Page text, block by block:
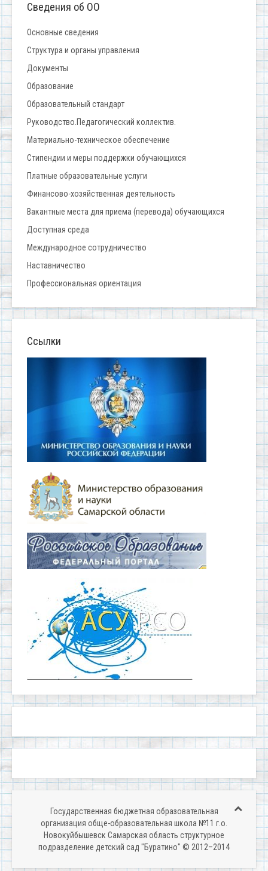
Сведения об ОО
Основные сведения
Структура и органы управления
Документы
Образование
Образовательный стандарт
Руководство.Педагогический коллектив.
Материально-техническое обеспечение
Стипендии и меры поддержки обучающихся
Платные образовательные услуги
Финансово-хозяйственная деятельность
Вакантные места для приема (перевода) обучающихся
Доступная среда
Международное сотрудничество
Наставничество
Профессиональная ориентация
Ссылки
Государственная бюджетная образовательная
организация обще-образовательная школа №11 г.о.
Новокуйбышевск Самарская область структурное
подразделение детский сад "Буратино" © 2012–2014